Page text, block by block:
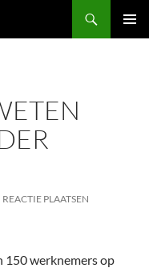
REACTIE PLAATSEN
150 werknemers op